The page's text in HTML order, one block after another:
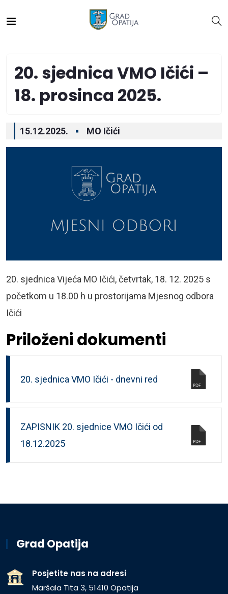
20. sjednica VMO Ičići –
18. prosinca 2025.
15.12.2025. MO Ičići
20. sjednica Vijeća MO Ičići, četvrtak, 18. 12. 2025 s
početkom u 18.00 h u prostorijama Mjesnog odbora
Ičići
Priloženi dokumenti
20. sjednica VMO Ičići - dnevni red
ZAPISNIK 20. sjednice VMO Ičići od
18.12.2025
Grad Opatija
Posjetite nas na adresi
Maršala Tita 3, 51410 Opatija